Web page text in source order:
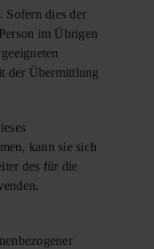
Sofern dies der
im Übrigen
der Übermittlung
kann sie sich
des für die